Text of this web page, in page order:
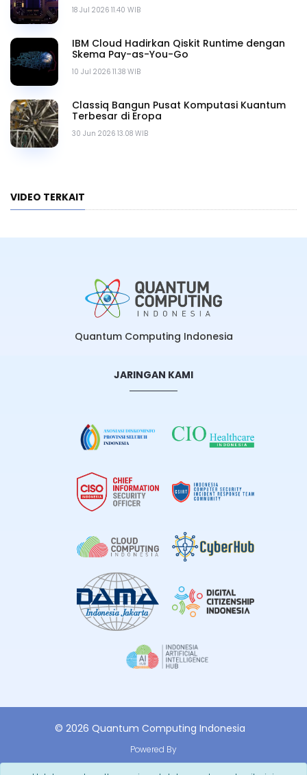
18 Jul 2026 11.40 WIB
10 Jul 2026 11.38 WIB
IBM Cloud Hadirkan Qiskit Runtime dengan
Skema Pay-as-You-Go
30 Jun 2026 13.08 WIB
Classiq Bangun Pusat Komputasi Kuantum
Terbesar di Eropa
VIDEO TERKAIT
Quantum Computing Indonesia
JARINGAN KAMI
© 2026 Quantum Computing Indonesia
Powered By